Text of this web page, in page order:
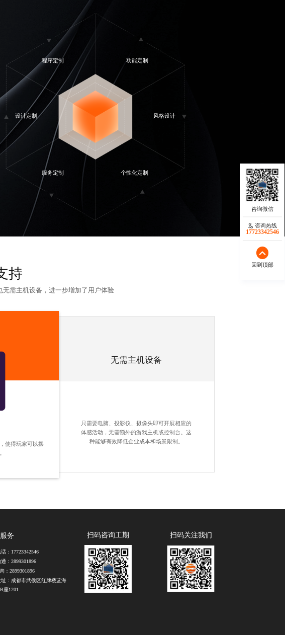
程序定制 功能定制
设计定制 风格设计
服务定制 个性化定制
持
需主机设备，进一步增加了用户体验
使得玩家可以摆
无需主机设备
只需要电脑、投影仪、摄像头即可开展相应的
体感活动，无需额外的游戏主机或控制台。这
种能够有效降低企业成本和场景限制。
咨询热线
17723342546
回到顶部
务
： 17723342546
： 2899301896
： 2899301896
址：成都市武侯区红牌楼蓝海
座1201
扫码咨询工期 扫码关注我们